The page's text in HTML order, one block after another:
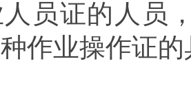
员证的人员
作业操作证